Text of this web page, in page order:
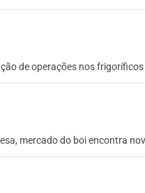
de operações nos
mercado do boi encontra